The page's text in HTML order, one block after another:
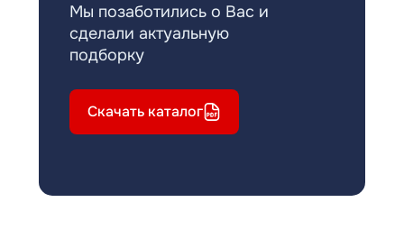
Мы позаботились о Вас и
сделали актуальную
подборку
Скачать каталог